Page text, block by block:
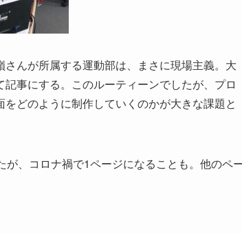
さんが所属する運動部は、まさに現場主義。 大
事にする。 このルーティーンでしたが、プロ
をどのように制作していくのかが大きな課題と
、 コロナ禍で1ページになることも。 他のペ